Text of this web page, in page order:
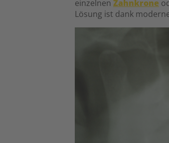
einzelnen Zahnkrone
Lösung ist dank